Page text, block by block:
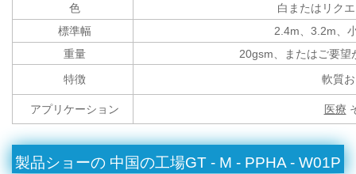
色
白またはリク
標準幅
2.4m、3.2m、
重量
20gsm、またはご要
特徴
軟質
アプリケーション 医療
製品ショーの 中国の工場GT - M - PPHA - W01P